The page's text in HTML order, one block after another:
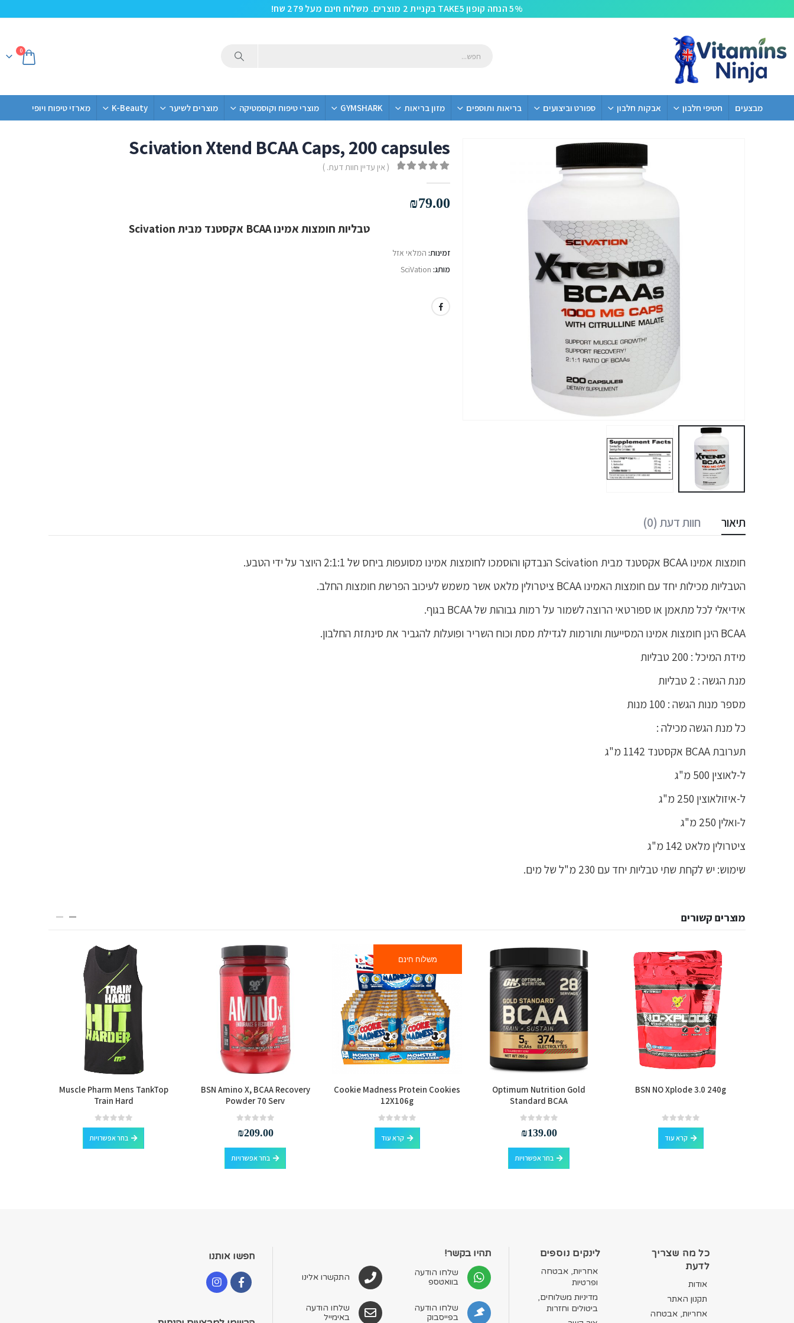
5% הנחה קופון TAKE5 בקניית 2 מוצרים. משלוח חינם מעל 279 שח!
0
מבצעים חטיפי חלבון אבקות חלבון ספורט וביצועים בריאות ותוספים מזון בריאות GYMSHARK מוצרי טיפוח וקוסמטיקה מוצרים לשיער K-Beauty מארזי טיפוח ויופי
Scivation Xtend BCAA Caps, 200 capsules
( אין עדיין חוות דעת. )
₪79.00
טבליות חומצות אמינו BCAA אקסטנד מבית Scivation
זמינות: המלאי אזל
מותג: SciVation
תיאור חוות דעת (0)
חומצות אמינו BCAA אקסטנד מבית Scivation הנבדקו והוסמכו לחומצות אמינו מסועפות ביחס של 2:1:1 היוצר על ידי הטבע.
הטבליות מכילות יחד עם חומצות האמינו BCAA ציטרולין מלאט אשר משמש לעיכוב הפרשת חומצות החלב.
אידיאלי לכל מתאמן או ספורטאי הרוצה לשמור על רמות גבוהות של BCAA בגוף.
BCAA הינן חומצות אמינו המסייעות ותורמות לגדילת מסת וכוח השריר ופועלות להגביר את סינתזת החלבון.
מידת המיכל : 200 טבליות
מנת הגשה : 2 טבליות
מספר מנות הגשה : 100 מנות
כל מנת הגשה מכילה :
תערובת BCAA אקסטנד 1142 מ"ג
ל-לאוצין 500 מ"ג
ל-איזולאוצין 250 מ"ג
ל-ואלין 250 מ"ג
ציטרולין מלאט 142 מ"ג
שימוש: יש לקחת שתי טבליות יחד עם 230 מ"ל של מים.
מוצרים קשורים
BSN NO Xplode 3.0 240g
0
out of 5
קרא עוד
Optimum Nutrition Gold
Standard BCAA
₪139.00
בחר אפשרויות
למוצר זה יש מספר סוגים. ניתן לבחור את האפשרויות בעמוד המוצר
משלוח חינם
Cookie Madness Protein Cookies
12X106g
0
out of 5
קרא עוד
BSN Amino X, BCAA Recovery
Powder 70 Serv
₪209.00
בחר אפשרויות
למוצר זה יש מספר סוגים. ניתן לבחור את האפשרויות בעמוד המוצר
Muscle Pharm Mens TankTop
Train Hard
0
out of 5
בחר אפשרויות
למוצר זה יש מספר סוגים. ניתן לבחור את האפשרויות בעמוד המוצר
כל מה שצריך
לדעת
אודות
תקנון האתר
אחריות, אבטחה
לינקים נוספים
אחריות, אבטחה
ופרטיות
מדיניות משלוחים,
ביטולים וחזרות
תהיו בקשר!
שלחו הודעה
בוואטספ
שלחו הודעה
בפייסבוק
התקשרו אלינו
שלחו הודעה
באימייל
חפשו אותנו